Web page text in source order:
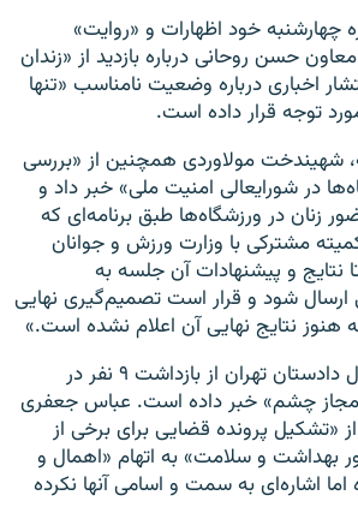
چهارشنبه خود اظهارات و «روایت»
حسن روحانی درباره بازدید از «زندان
اخباری درباره وضعیت نامناسب «تنها
توجه قرار داده است.
شهیندخت مولاوردی همچنین از «بررسی
در شورایعالی امنیت ملی» خبر داد و
در ورزشگاه‌ها طبق برنامه‌ای که
مشترکی با وزارت ورزش‌ و جوانان
نتایج و پیشنهادات آن جلسه به
ارسال شود و قرار است تصمیم‌گیری نهایی
هنوز نتایج نهایی آن اعلام نشده است.»
روزنامه شهروند از قول دادستان تهران از بازداشت ۹ نفر در
چشم» خبر داده است. عباس جعفری
«تشکیل پرونده قضایی برای برخی از
بهداشت و سلامت» به اتهام «اهمال و
اشاره‌ای به سمت و اسامی آنها نکرده